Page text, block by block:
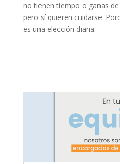
no tienen tiempo o ganas
pero sí quieren cuidarse.
es una elección diaria.